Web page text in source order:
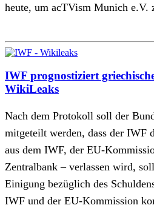
heute, um acTVism Munich e.V.
IWF prognostiziert
WikiLeaks
Nach dem Protokoll soll der
mitgeteilt werden, dass der IWF
aus dem IWF, der EU-
Zentralbank – verlassen wird,
Einigung bezüglich des
IWF und der EU-Kommission